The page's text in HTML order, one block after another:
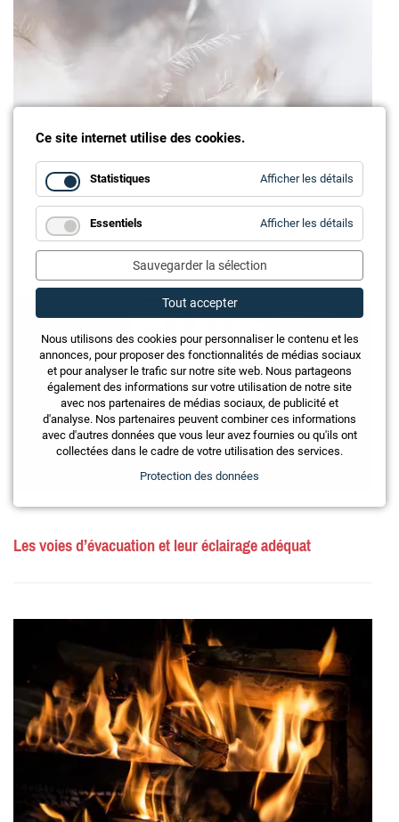
Produire de l'électricité verte avec des plumes de poulets
Les voies d’évacuation et leur éclairage adéquat
Ce site internet utilise des cookies.
Statistiques Afficher les détails
Essentiels Afficher les détails
Sauvegarder la sélection
Tout accepter
Nous utilisons des cookies pour personnaliser le contenu et les
annonces, pour proposer des fonctionnalités de médias sociaux
et pour analyser le trafic sur notre site web. Nous partageons
également des informations sur votre utilisation de notre site
avec nos partenaires de médias sociaux, de publicité et
d'analyse. Nos partenaires peuvent combiner ces informations
avec d'autres données que vous leur avez fournies ou qu'ils ont
collectées dans le cadre de votre utilisation des services.
Protection des données